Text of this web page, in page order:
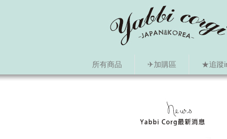
所有商品 ✈加購區 ★追蹤